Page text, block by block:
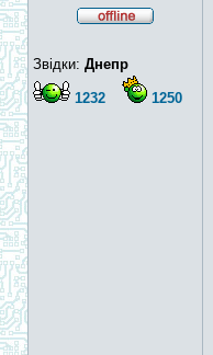
Звідки: Днепр
1232 1250